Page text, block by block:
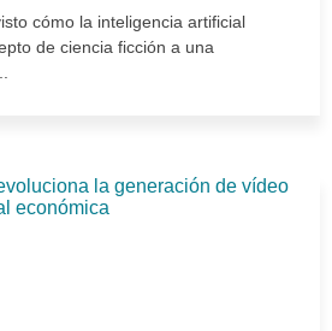
cómo la inteligencia artificial
de ciencia ficción a una